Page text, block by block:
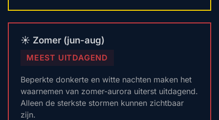
☀️ Zomer (jun-aug)
MEEST UITDAGEND
Beperkte donkerte en witte nachten maken het
waarnemen van zomer-aurora uiterst uitdagend.
Alleen de sterkste stormen kunnen zichtbaar
zijn.